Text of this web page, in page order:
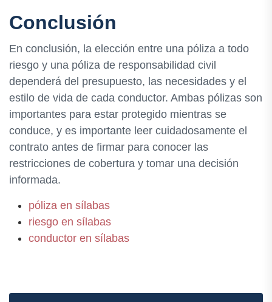
Conclusión
En conclusión, la elección entre una póliza a todo
riesgo y una póliza de responsabilidad civil
dependerá del presupuesto, las necesidades y el
estilo de vida de cada conductor. Ambas pólizas son
importantes para estar protegido mientras se
conduce, y es importante leer cuidadosamente el
contrato antes de firmar para conocer las
restricciones de cobertura y tomar una decisión
informada.
póliza en sílabas
riesgo en sílabas
conductor en sílabas